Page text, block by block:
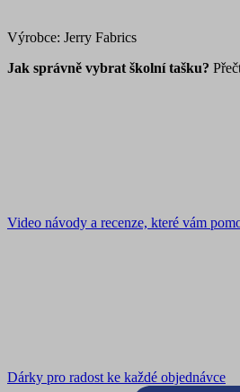
Výrobce: Jerry Fabrics
Jak správně vybrat školní tašku?
Video návody a recenze, které vám
Dárky pro radost ke každé objednávce